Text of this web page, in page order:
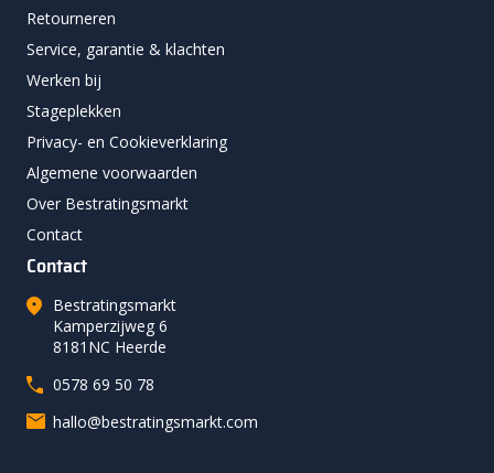
Retourneren
Service, garantie & klachten
Werken bij
Stageplekken
Privacy- en Cookieverklaring
Algemene voorwaarden
Over Bestratingsmarkt
Contact
Contact
Bestratingsmarkt
Kamperzijweg 6
8181NC Heerde
0578 69 50 78
hallo@bestratingsmarkt.com